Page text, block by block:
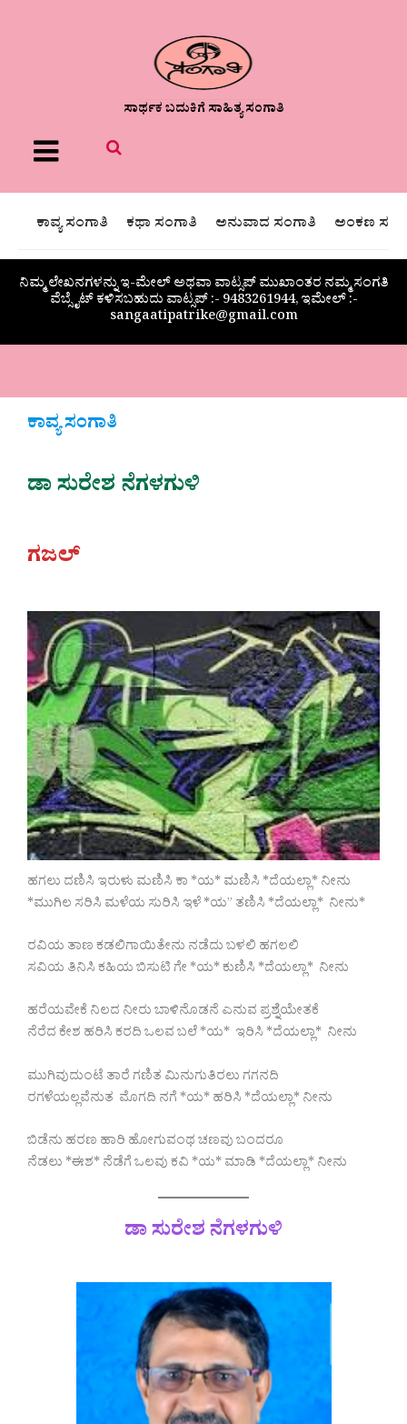
ಸಾರ್ಥಕ ಬದುಕಿಗೆ ಸಾಹಿತ್ಯ ಸಂಗಾತಿ
Menu
ಕಾವ್ಯ ಸಂಗಾತಿ ಕಥಾ ಸಂಗಾತಿ ಅನುವಾದ ಸಂಗಾತಿ ಅಂಕಣ
ನಿಮ್ಮ ಲೇಖನಗಳನ್ನು ಇ-ಮೇಲ್ ಅಥವಾ ವಾಟ್ಸಪ್ ಮುಖಾಂತರ ನಮ್ಮ ಸಂಗತಿ
ವೆಬ್ಸೈಟ್ ಕಳಿಸಬಹುದು ವಾಟ್ಸಪ್‌ :- 9483261944, ಇಮೇಲ್ :-
sangaatipatrike@gmail.com
ಕಾವ್ಯ ಸಂಗಾತಿ
ಡಾ ಸುರೇಶ ನೆಗಳಗುಳಿ
ಗಜಲ್
ಹಗಲು ದಣಿಸಿ ಇರುಳು ಮಣಿಸಿ ಕಾ *ಯ* ಮಣಿಸಿ *ದೆಯಲ್ಲಾ* ನೀನು
*ಮುಗಿಲ ಸರಿಸಿ ಮಳೆಯ ಸುರಿಸಿ ಇಳೆ *ಯ” ತಣಿಸಿ *ದೆಯಲ್ಲಾ* ನೀನು*
ರವಿಯ ತಾಣ ಕಡಲಿಗಾಯಿತೇನು ನಡೆದು ಬಳಲಿ ಹಗಲಲಿ
ಸವಿಯ ತಿನಿಸಿ ಕಹಿಯ ಬಿಸುಟಿ ಗೇ *ಯ* ಕುಣಿಸಿ *ದೆಯಲ್ಲಾ* ನೀನು
ಹರೆಯವೇಕೆ ನಿಲದ ನೀರು ಬಾಳಿನೊಡನೆ ಎನುವ ಪ್ರಶ್ನೆಯೇತಕೆ
ನೆರೆದ ಕೇಶ ಹರಿಸಿ ಕರದಿ ಒಲವ ಬಲೆ *ಯ* ಇರಿಸಿ *ದೆಯಲ್ಲಾ* ನೀನು
ಮುಗಿವುದುಂಟೆ ತಾರೆ ಗಣಿತ ಮಿನುಗುತಿರಲು ಗಗನದಿ
ರಗಳೆಯಲ್ಲವೆನುತ ಮೊಗದಿ ನಗೆ *ಯ* ಹರಿಸಿ *ದೆಯಲ್ಲಾ* ನೀನು
ಬಿಡೆನು ಹರಣ ಹಾರಿ ಹೋಗುವಂಥ ಚಣವು ಬಂದರೂ
ನೆಡಲು *ಈಶ* ನೆಡೆಗೆ ಒಲವು ಕವಿ *ಯ* ಮಾಡಿ *ದೆಯಲ್ಲಾ* ನೀನು
ಡಾ ಸುರೇಶ ನೆಗಳಗುಳಿ